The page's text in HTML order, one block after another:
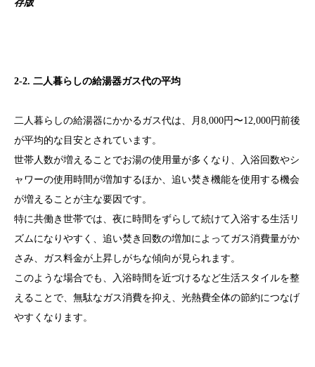
存版
2-2. 二人暮らしの給湯器ガス代の平均
二人暮らしの給湯器にかかるガス代は、月8,000円〜12,000円前後
が平均的な目安とされています。
世帯人数が増えることでお湯の使用量が多くなり、入浴回数やシ
ャワーの使用時間が増加するほか、追い焚き機能を使用する機会
が増えることが主な要因です。
特に共働き世帯では、夜に時間をずらして続けて入浴する生活リ
ズムになりやすく、追い焚き回数の増加によってガス消費量がか
さみ、ガス料金が上昇しがちな傾向が見られます。
このような場合でも、入浴時間を近づけるなど生活スタイルを整
えることで、無駄なガス消費を抑え、光熱費全体の節約につなげ
やすくなります。